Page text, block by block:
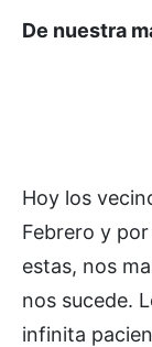
De nuestra
Hoy los
Febrero y
estas, nos
nos sucede.
infinita